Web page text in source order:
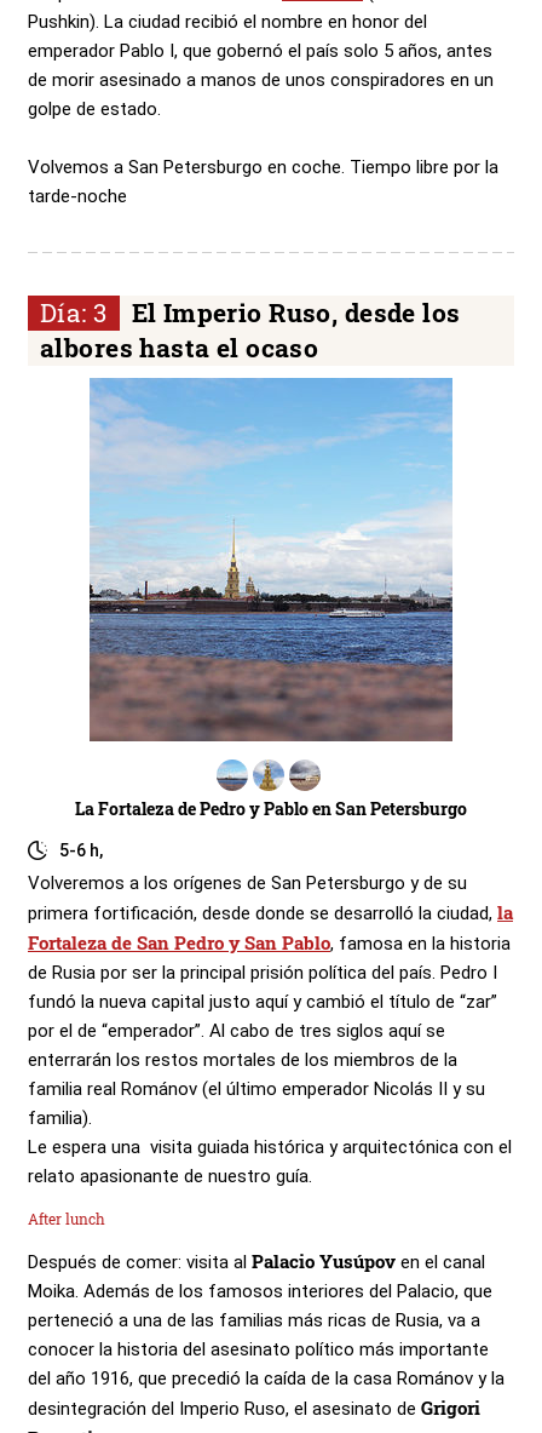
Pushkin). La ciudad recibió el nombre en honor del
emperador Pablo I, que gobernó el país solo 5 años, antes
de morir asesinado a manos de unos conspiradores en un
golpe de estado.
Volvemos a San Petersburgo en coche. Tiempo libre por la
tarde-noche
Día: 3
El Imperio Ruso, desde los
albores hasta el ocaso
La Fortaleza de Pedro y Pablo en San Petersburgo
5-6 h,
Volveremos a los orígenes de San Petersburgo y de su
primera fortificación, desde donde se desarrolló la ciudad, la
Fortaleza de San Pedro y San Pablo, famosa en la historia
de Rusia por ser la principal prisión política del país. Pedro I
fundó la nueva capital justo aquí y cambió el título de “zar”
por el de “emperador”. Al cabo de tres siglos aquí se
enterrarán los restos mortales de los miembros de la
familia real Románov (el último emperador Nicolás II y su
familia).
Le espera una visita guiada histórica y arquitectónica con el
relato apasionante de nuestro guía.
After lunch
Después de comer: visita al Palacio Yusúpov en el canal
Moika. Además de los famosos interiores del Palacio, que
perteneció a una de las familias más ricas de Rusia, va a
conocer la historia del asesinato político más importante
del año 1916, que precedió la caída de la casa Románov y la
desintegración del Imperio Ruso, el asesinato de Grigori